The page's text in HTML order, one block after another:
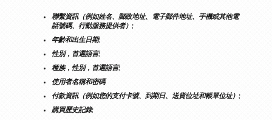
聯繫資訊（例如姓名、郵政地址、電子郵件地址、手機或其他電
話號碼、行動服務提供者）;
年齡和出生日期;
性別，首選語言;
種族，性別，首選語言;
使用者名稱和密碼
付款資訊（例如您的支付卡號、到期日、送貨位址和帳單位址）;
購買歷史記錄;